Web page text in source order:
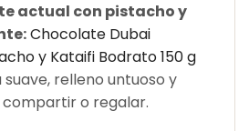
actual con pistacho y
Chocolate Dubai
y Kataifi Bodrato 150 g
relleno untuoso y
o regalar.